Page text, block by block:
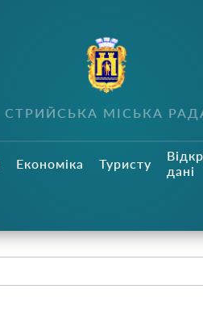
СТРИЙСЬКА МІСЬКА
Економіка Туристу
дані